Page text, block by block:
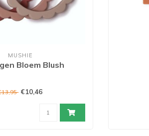
MUSHIE
Bloem Blush
€10,46